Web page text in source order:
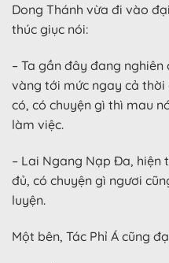
Dong Thánh vừa đi vào
thúc giục nói:
– Ta gần đây đang
vàng tới mức ngay cả
có, có chuyện gì thì mau
làm việc.
– Lai Ngang Nạp Đa,
đủ, có chuyện gì ngươi
luyện.
Một bên, Tác Phỉ Á cũng